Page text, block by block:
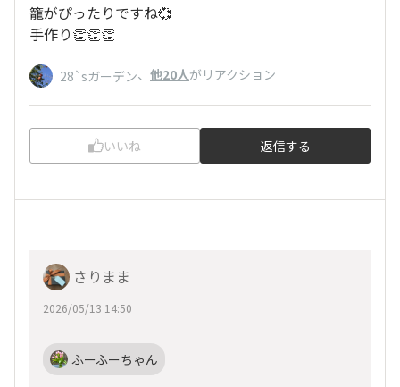
籠がぴったりですね💞
手作り👏👏👏
28`sガーデン、 他20人がリアクション
いいね 返信する
さりまま
2026/05/13 14:50
ふーふーちゃん